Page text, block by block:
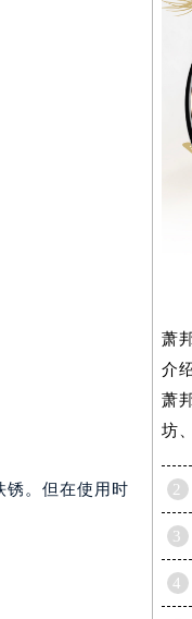
锈。但在使用时
萧
介
萧
坊
2
3
4